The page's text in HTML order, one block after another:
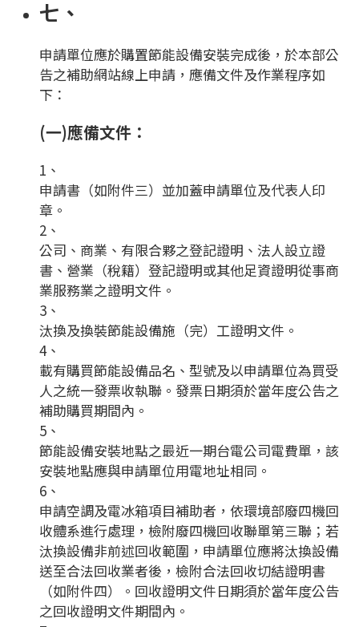
七、
申請單位應於購置節能設備安裝完成後，於本部公
告之補助網站線上申請，應備文件及作業程序如
下：
(一)應備文件：
1、
申請書（如附件三）並加蓋申請單位及代表人印
章。
2、
公司、商業、有限合夥之登記證明、法人設立證
書、營業（稅籍）登記證明或其他足資證明從事商
業服務業之證明文件。
3、
汰換及換裝節能設備施（完）工證明文件。
4、
載有購買節能設備品名、型號及以申請單位為買受
人之統一發票收執聯。發票日期須於當年度公告之
補助購買期間內。
5、
節能設備安裝地點之最近一期台電公司電費單，該
安裝地點應與申請單位用電地址相同。
6、
申請空調及電冰箱項目補助者，依環境部廢四機回
收體系進行處理，檢附廢四機回收聯單第三聯；若
汰換設備非前述回收範圍，申請單位應將汰換設備
送至合法回收業者後，檢附合法回收切結證明書
（如附件四）。回收證明文件日期須於當年度公告
之回收證明文件期間內。